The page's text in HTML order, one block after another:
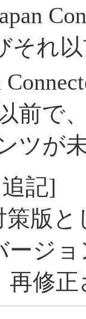
それ
前で
ツが
記]
版と
ージ
再修